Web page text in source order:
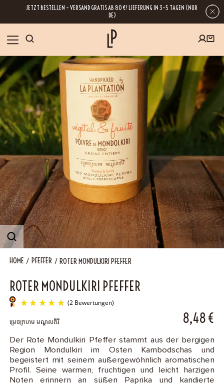
JETZT BESTELLEN – VERSAND GRATIS AB 80 €! LIEFERUNG IN 3–5 TAGEN (NUR
DE)
SHOP
GESCHENKE
BLOG
REZEPTE
BESUCHEN
ÜBER UNS
B2B
Contact
HOME PFEFFER ROTER MONDULKIRI PFEFFER
ROTER MONDULKIRI PFEFFER
ម្រេចក្រហម មណ្ឌលគីរី​ 8,48€
Der Rote Mondulkiri Pfeffer stammt aus der bergigen
Region Mondulkiri im Osten Kambodschas und
begeistert mit seinem außergewöhnlich aromatischen
Profil. Seine warmen, fruchtigen und leicht harzigen
Noten erinnern an süßen Paprika und kandierte
(2 Bewertungen)
Wenn Sie Ihre E-Mail-Adresse hinterlassen, erhalten Sie Zugang zu unseren
Newslettern, die reich an Tipps, Inspirationen und Informationen über unsere
neuesten Entwicklungen sind. Selbstverständlich ist eine Abmeldung
jederzeit möglich.